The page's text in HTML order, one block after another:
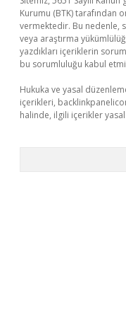
Kurumu (BTK) tarafından
vermektedir. Bu nedenle,
veya araştırma
yazdıkları içeriklerin
bu sorumluluğu kabul
Hukuka ve yasal
içerikleri,
halinde, ilgili içerikler